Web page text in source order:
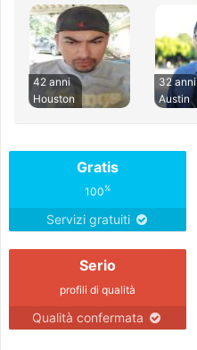
42 anni
Houston
32 anni
Austin
Gratis
100%
Servizi gratuiti
Serio
profili di qualità
Qualità confermata